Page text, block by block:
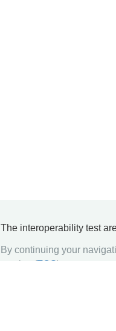
The interoperability test
By continuing your
service (TOS)